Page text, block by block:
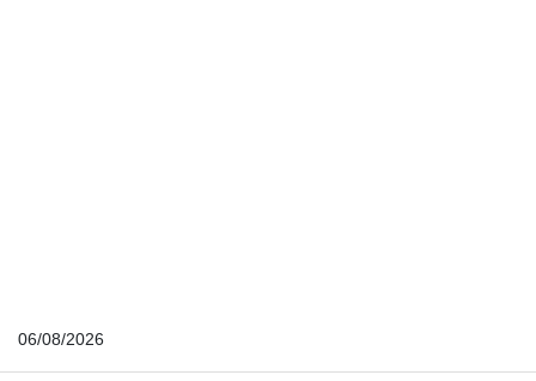
06/08/2026